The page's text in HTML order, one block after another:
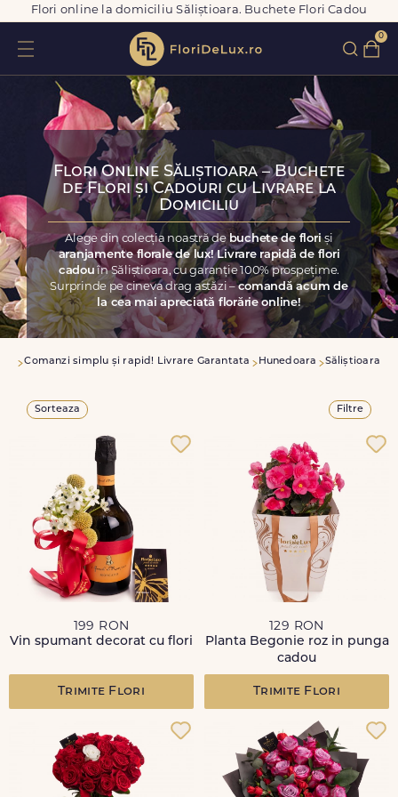
Flori online la domiciliu Săliștioara. Buchete Flori Cadou
0
Flori Online Săliștioara – Buchete
de Flori și Cadouri cu Livrare la
Domiciliu
Alege din colecția noastră de buchete de floriși
aranjamente florale de lux! Livrare rapidă de flori
cadou în Săliștioara, cu garanție 100% prospețime.
Surprinde pe cineva drag astăzi –comandă acum de
la cea mai apreciată florărie online!
Comanzi simplu și rapid! Livrare Garantata Hunedoara Săliștioara
Sorteaza Filtre
199 RON
Vin spumant decorat cu flori
Trimite Flori
129 RON
Planta Begonie roz in punga
cadou
Trimite Flori